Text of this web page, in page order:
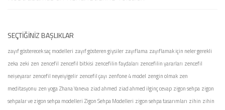
SEÇTIĞINIZ BAŞLIKLAR
zayıf gösterecek saç modelleri zayıf gösteren giysiler zayıflama zayıflamak için neler gerekli
zeka zeki zen zencefil zencefil bitkisi zencefilin faydaları zencefilin yararları zencefil
neişeyarar zencefil neyeiyigelir zencefil çayı zenfone 4 model zengin olmak zen
meditasyonu zen yogaZhana Yaneva ziad ahmed ziad ahmed ilginç cevap zigon sehpa zigon
sehpalar ve zigon sehpa modelleri Zigon Sehpa Modelleri zigon sehpa tasarımları zihin zihin